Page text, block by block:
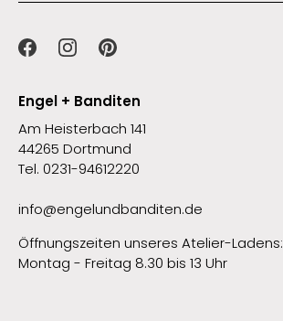
Engel + Banditen
Am Heisterbach 141
44265 Dortmund
Tel. 0231-94612220
info@engelundbanditen.de
Öffnungszeiten unseres Atelier-Ladens:
Montag - Freitag 8.30 bis 13 Uhr